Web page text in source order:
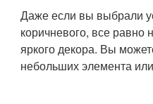
Даже если вы выбрали
коричневого, все равно
яркого декора. Вы
небольших элемента